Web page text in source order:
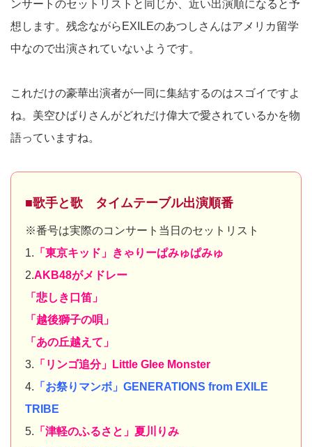
ンサートのセットリストと同じか、近い出演順になると予
想します。残念ながらEXILEのあつしさんはアメリカ留学
中なので出演されていないようです。
これだけの豪華出演者が一同に集結するのはスゴイですよ
ね。美空ひばりさんがどれだけ偉大で愛されているかを物
語っていますね。
■歌手と歌 タイムテーブル出演順番
※番号は実際のコンサート当日のセットリスト
1. 「東京キッド」きゃりーぱみゅぱみゅ
2.AKB48がメドレー
「悲しき口笛」
「越後獅子の唄」
「あの丘越えて」
3. 「リンゴ追分」Little Glee Monster
4. 「お祭りマンボ」GENERATIONS from EXILE
TRIBE
5. 「津軽のふるさと」夏川りみ